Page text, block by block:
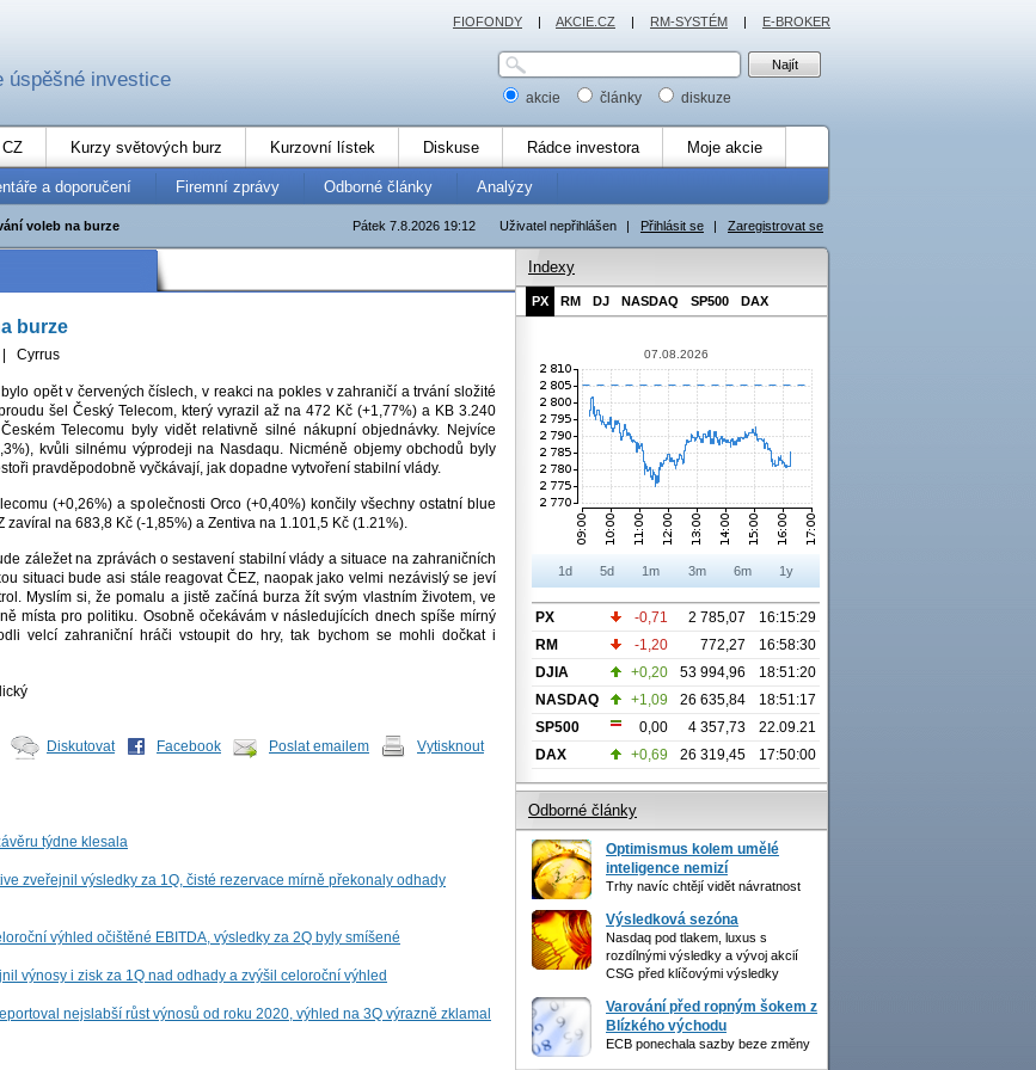
úspěšné investice
akcie články diskuze
Kurzy světových burz Kurzovní lístek Diskuse Rádce investora Moje akcie
a doporučení Firemní zprávy Odborné články Analýzy
Uživatel nepřihlášen | Přihlásit se | Zaregistrovat se
Pátek 7.8.2026 19:12
voleb na burze
burze
Cyrrus
opět v červených číslech, v reakci na pokles v zahraničí a trvání složité
šel Český Telecom, který vyrazil až na 472 Kč (+1,77%) a KB 3.240
Telecomu byly vidět relativně silné nákupní objednávky. Nejvíce
kvůli silnému výprodeji na Nasdaqu. Nicméně objemy obchodů byly
pravděpodobně vyčkávají, jak dopadne vytvoření stabilní vlády.
(+0,26%) a společnosti Orco (+0,40%) končily všechny ostatní blue
zavíral na 683,8 Kč (-1,85%) a Zentiva na 1.101,5 Kč (1.21%).
záležet na zprávách o sestavení stabilní vlády a situace na zahraničních
situaci bude asi stále reagovat ČEZ, naopak jako velmi nezávislý se jeví
Myslím si, že pomalu a jistě začíná burza žít svým vlastním životem, ve
místa pro politiku. Osobně očekávám v následujících dnech spíše mírný
velcí zahraniční hráči vstoupit do hry, tak bychom se mohli dočkat i
Diskutovat Facebook Poslat emailem Vytisknout
týdne klesala
zveřejnil výsledky za 1Q, čisté rezervace mírně překonaly odhady
výhled očištěné EBITDA, výsledky za 2Q byly smíšené
výnosy i zisk za 1Q nad odhady a zvýšil celoroční výhled
nejslabší růst výnosů od roku 2020, výhled na 3Q výrazně zklamal
Indexy
PX RM DJ NASDAQ SP500 DAX
07.08.2026
1d 5d 1m 3m 6m 1y
PX -0,71 2 785,07
16:15:29
RM
-1,20 772,27
16:58:30
DJIA
+0,20 53 994,96
18:51:20
NASDAQ
+1,09 26 635,84
18:51:17
SP500
0,00 4 357,73
22.09.21
DAX
+0,69 26 319,45 17:50:00
Odborné články
Optimismus kolem umělé
inteligence nemizí
Trhy navíc chtějí vidět návratnost
Výsledková sezóna
Nasdaq pod tlakem, luxus s
rozdílnými výsledky a vývoj akcií
CSG před klíčovými výsledky
Varování před ropným šokem z
Blízkého východu
ECB ponechala sazby beze změny
FIOFONDY | AKCIE.CZ | RM-SYSTÉM | E-BROKER